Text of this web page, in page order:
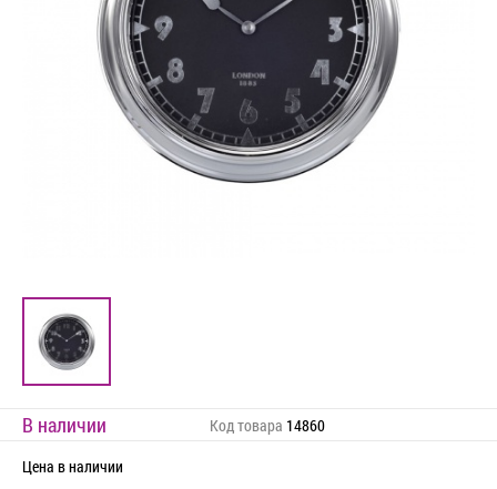
В наличии Код товара 14860
Цена в наличии